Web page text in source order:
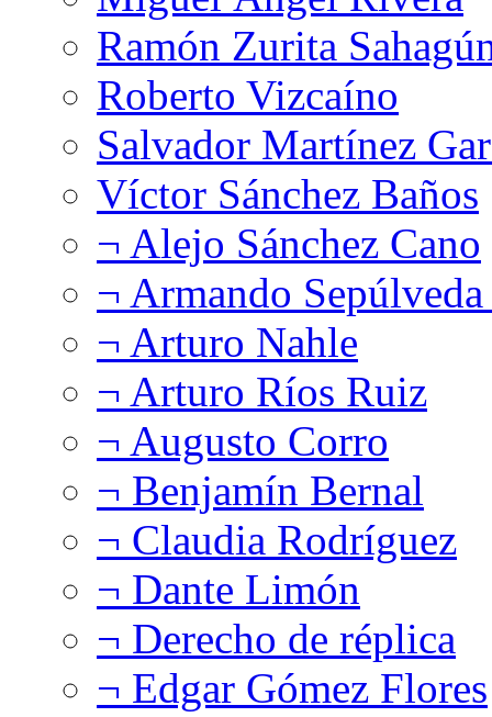
Ramón Zurita
Roberto Vizcaíno
Salvador Martínez
Víctor Sánchez Baños
¬ Alejo Sánchez Cano
¬ Armando
¬ Arturo Nahle
¬ Arturo Ríos Ruiz
¬ Augusto Corro
¬ Benjamín Bernal
¬ Claudia Rodríguez
¬ Dante Limón
¬ Derecho de réplica
¬ Edgar Gómez Flores